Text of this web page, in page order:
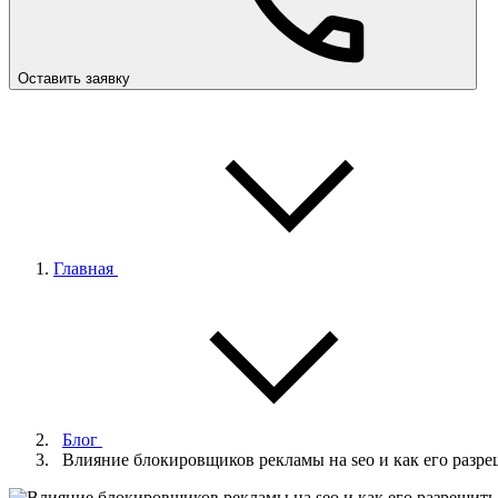
Оставить заявку
Главная
Блог
Влияние блокировщиков рекламы на seo и как его